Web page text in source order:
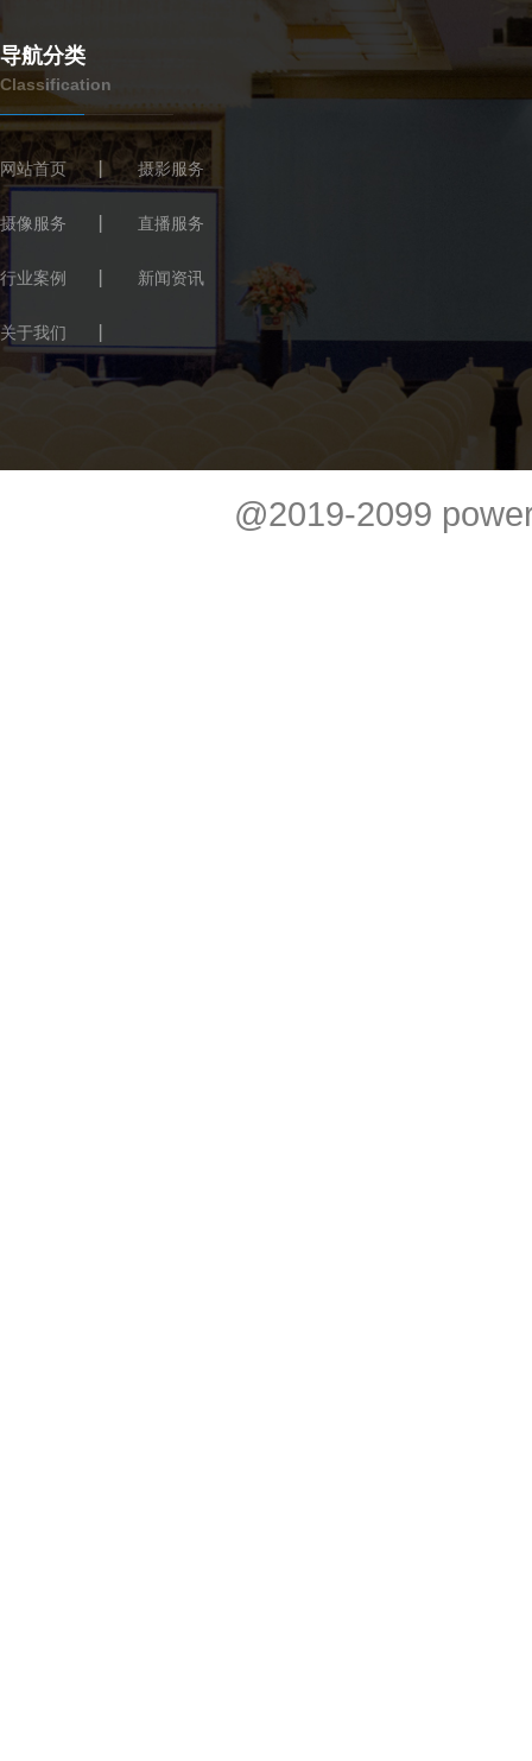
导航分类
Classification
网站首页 摄影服务
摄像服务 直播服务
行业案例 新闻资讯
关于我们
@2019-2099